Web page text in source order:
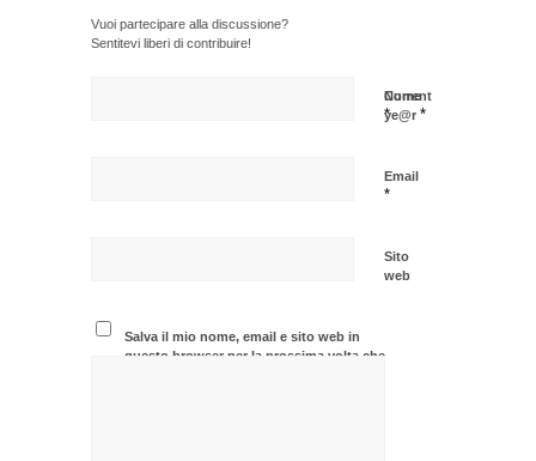
Vuoi partecipare alla discussione?
Sentitevi liberi di contribuire!
Nome
*
Email
*
Sito
web
Salva il mio nome, email e sito web in
questo browser per la prossima volta che
Current
ye@r*